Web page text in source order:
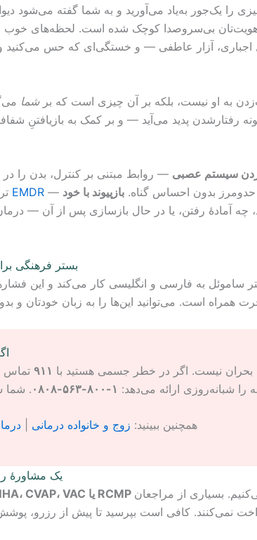
یک‌جور به‌یاد می‌آورید و به شما گفته می‌شود دیوانه
بی‌سروصدا کوچک شده است. لحظه‌های خوب
به او نیست، بلکه بر آن چیزی است که برشما
سیستم عصبی — روابط مبتنی بر کنترل، بدن را در
EMDR حدومرز بدون احساس گناه. بازپیوند با خود —
چه آمادهٔ رفتن، یا در حال بازسازی پس از آن —
بستر فرهنگی
ساموئل به فارسی و انگلیسی کار می‌کند و این
نیست. اگر در خطر جسمی هستید با ۹۱۱
را شبانه‌روزی ارائه می‌دهد: ۱-۸۰۰-۵۶۳-۰۸۰۸
همچنین ببینید: زوج و خانواده درمانی
یک مشاورهٔ
بسیاری از مراجعان